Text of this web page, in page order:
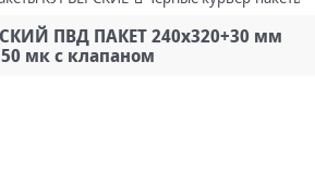
ПВД ПАКЕТ 240х320+30 мм
мк с клапаном